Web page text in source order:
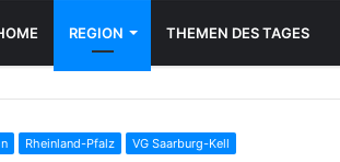
REGION THEMEN DES TAGES
Rheinland-Pfalz VG Saarburg-Kell